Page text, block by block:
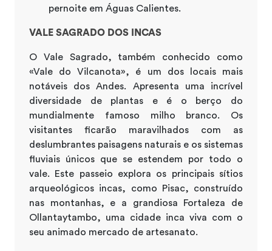
pernoite em Águas Calientes.
VALE SAGRADO DOS INCAS
O Vale Sagrado, também conhecido como
«Vale do Vilcanota», é um dos locais mais
notáveis dos Andes. Apresenta uma incrível
diversidade de plantas e é o berço do
mundialmente famoso milho branco. Os
visitantes ficarão maravilhados com as
deslumbrantes paisagens naturais e os sistemas
fluviais únicos que se estendem por todo o
vale. Este passeio explora os principais sítios
arqueológicos incas, como Pisac, construído
nas montanhas, e a grandiosa Fortaleza de
Ollantaytambo, uma cidade inca viva com o
seu animado mercado de artesanato.